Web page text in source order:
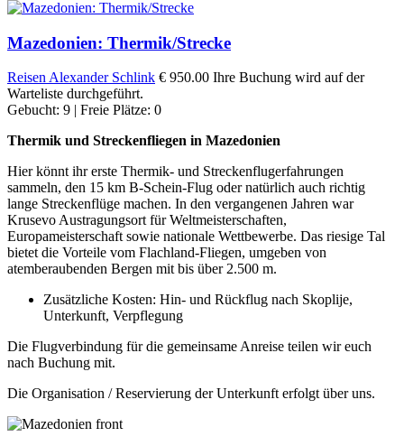
Mazedonien: Thermik/Strecke
Reisen Alexander Schlink € 950.00 Ihre Buchung wird auf der
Warteliste durchgeführt.
Gebucht: 9 | Freie Plätze: 0
Thermik und Streckenfliegen in Mazedonien
Hier könnt ihr erste Thermik- und Streckenflugerfahrungen
sammeln, den 15 km B-Schein-Flug oder natürlich auch richtig
lange Streckenflüge machen. In den vergangenen Jahren war
Krusevo Austragungsort für Weltmeisterschaften,
Europameisterschaft sowie nationale Wettbewerbe. Das riesige Tal
bietet die Vorteile vom Flachland-Fliegen, umgeben von
atemberaubenden Bergen mit bis über 2.500 m.
Zusätzliche Kosten: Hin- und Rückflug nach Skoplije,
Unterkunft, Verpflegung
Die Flugverbindung für die gemeinsame Anreise teilen wir euch
nach Buchung mit.
Die Organisation / Reservierung der Unterkunft erfolgt über uns.